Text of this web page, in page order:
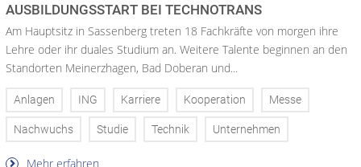
AUSBILDUNGSSTART BEI TECHNOTRANS
Am Hauptsitz in Sassenberg treten 18 Fachkräfte von morgen ihre
Lehre oder ihr duales Studium an. Weitere Talente beginnen an den
Standorten Meinerzhagen, Bad Doberan und...
Anlagen ING Karriere Kooperation Messe
Nachwuchs Studie Technik Unternehmen
Mehr erfahren